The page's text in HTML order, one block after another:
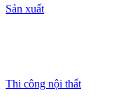
Sản xuất
Thi công nội thất